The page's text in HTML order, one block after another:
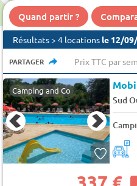
Quand partir ?
Résultats > 4 locations le 12/
PARTAGER Prix TTC par
Camping and Co
Sud